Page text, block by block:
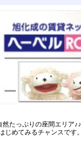
然たっぷりの座間エリア
めてみるチャンスです。